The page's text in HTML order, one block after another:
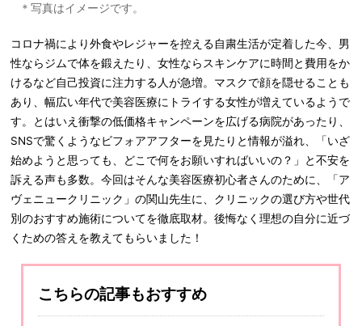
＊写真はイメージです。
コロナ禍により外食やレジャーを控える自粛生活が定着した今、男
性ならジムで体を鍛えたり、女性ならスキンケアに時間と費用をか
けるなど自己投資に注力する人が急増。マスクで顔を隠せることも
あり、幅広い年代で美容医療にトライする女性が増えているようで
す。とはいえ衝撃の低価格キャンペーンを広げる病院があったり、
SNSで驚くようなビフォアアフターを見たりと情報が溢れ、「いざ
始めようと思っても、どこで何をお願いすればいいの？」と不安を
訴える声も多数。今回はそんな美容医療初心者さんのために、「ア
ヴェニュークリニック」の関山先生に、クリニックの選び方や世代
別のおすすめ施術についてを徹底取材。後悔なく理想の自分に近づ
くための答えを教えてもらいました！
こちらの記事もおすすめ